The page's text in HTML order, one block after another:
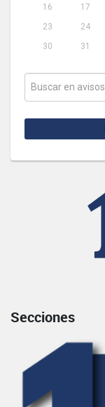
16
17
23
24
30
31
Secciones